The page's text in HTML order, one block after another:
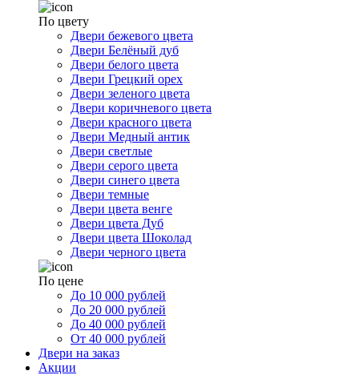
По цвету
Двери бежевого цвета
Двери Белёный дуб
Двери белого цвета
Двери Грецкий орех
Двери зеленого цвета
Двери коричневого цвета
Двери красного цвета
Двери Медный антик
Двери светлые
Двери серого цвета
Двери синего цвета
Двери темные
Двери цвета венге
Двери цвета Дуб
Двери цвета Шоколад
Двери черного цвета
По цене
До 10 000 рублей
До 20 000 рублей
До 40 000 рублей
От 40 000 рублей
Двери на заказ
Акции